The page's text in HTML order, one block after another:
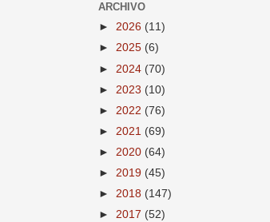
ARCHIVO
► 2026 (11)
► 2025 (6)
► 2024 (70)
► 2023 (10)
► 2022 (76)
► 2021 (69)
► 2020 (64)
► 2019 (45)
► 2018 (147)
► 2017 (52)